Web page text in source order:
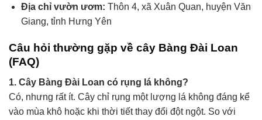
Địa chỉ vườn ươm: Thôn 4, xã Xuân Quan, huyện Văn
Giang, tỉnh Hưng Yên
Câu hỏi thường gặp về cây Bàng Đài Loan
(FAQ)
1. Cây Bàng Đài Loan có rụng lá không?
Có, nhưng rất ít. Cây chỉ rụng một lượng lá không đáng kể
vào mùa khô hoặc khi thời tiết thay đổi đột ngột. So với